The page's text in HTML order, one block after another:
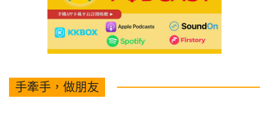
手牽手，做朋友